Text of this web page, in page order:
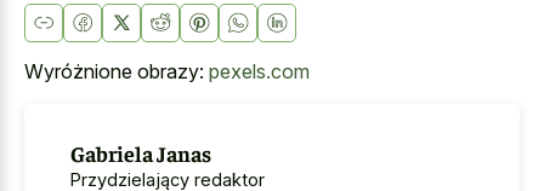
Wyróżnione obrazy: pexels.com
Gabriela Janas
Przydzielający redaktor